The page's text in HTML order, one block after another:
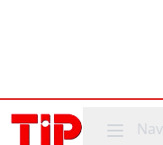
Mobile